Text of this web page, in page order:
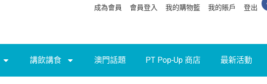
成為會員 會員登入 我的購物籃 我的賬戶 登出
講飲講食 澳門話題 PT Pop-Up 商店 最新活動